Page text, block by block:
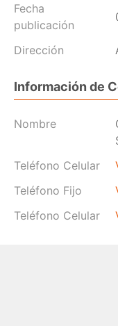
Fecha
publicación
Dirección
Información de
Nombre
Teléfono Celular
Teléfono Fijo
Teléfono Celular